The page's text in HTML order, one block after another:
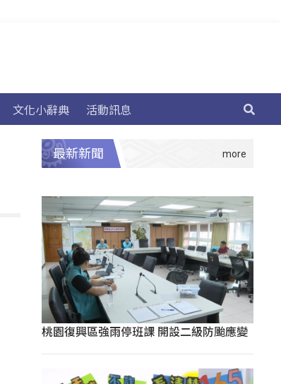
文化小辭典 活動訊息
最新新聞
桃園復興區強雨停班課 開設二級防颱應變